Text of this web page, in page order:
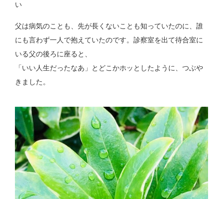
い
父は病気のことも、先が長くないことも知っていたのに、誰
にも言わず一人で抱えていたのです。診察室を出て待合室に
いる父の後ろに座ると、
「いい人生だったなあ」とどこかホッとしたように、つぶや
きました。